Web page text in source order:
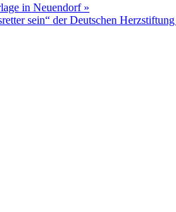
in Neuendorf »
sein“ der Deutschen